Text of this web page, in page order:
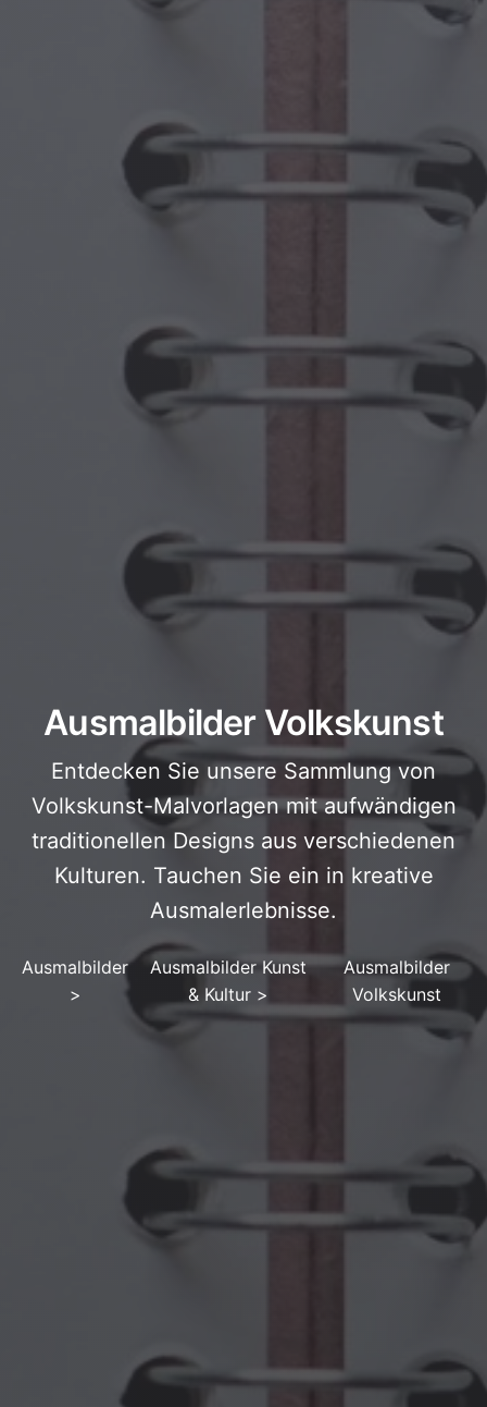
Ausmalbilder Volkskunst
Entdecken Sie unsere Sammlung von
Volkskunst-Malvorlagen mit aufwändigen
traditionellen Designs aus verschiedenen
Kulturen. Tauchen Sie ein in kreative
Ausmalerlebnisse.
Ausmalbilder
>
Ausmalbilder Kunst
& Kultur >
Ausmalbilder
Volkskunst